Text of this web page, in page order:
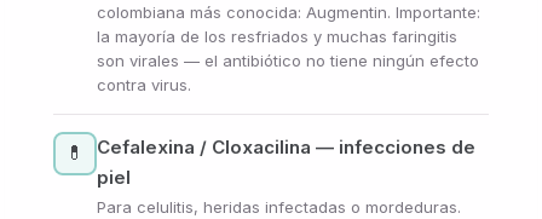
colombiana más conocida: Augmentin. Importante:
la mayoría de los resfriados y muchas faringitis
son virales — el antibiótico no tiene ningún efecto
contra virus.
💊
Cefalexina / Cloxacilina — infecciones de
piel
Para celulitis, heridas infectadas o mordeduras.